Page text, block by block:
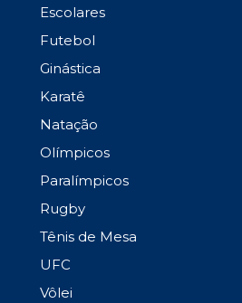
Escolares
Futebol
Ginástica
Karatê
Natação
Olímpicos
Paralímpicos
Rugby
Tênis de Mesa
UFC
Vôlei